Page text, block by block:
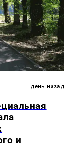
день назад
и